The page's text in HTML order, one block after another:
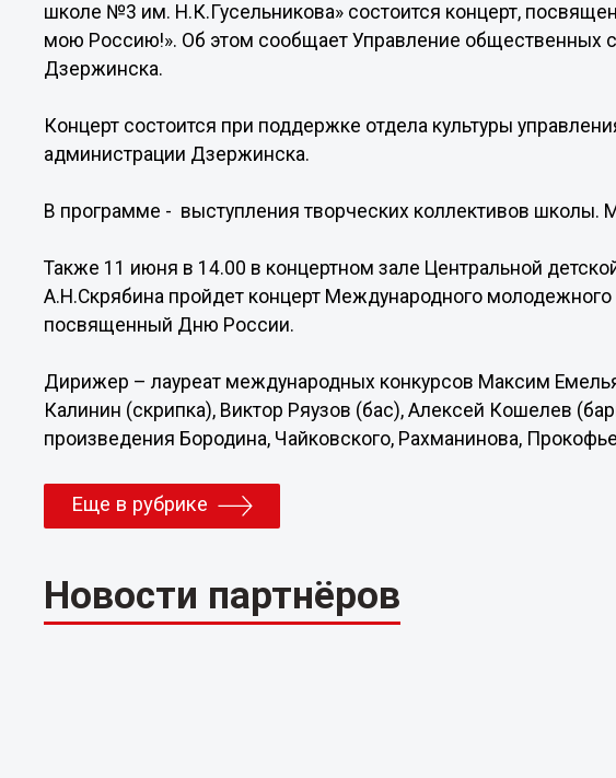
школе №3 им. Н.К.Гусельникова» состоится концерт,
мою Россию!». Об этом сообщает Управление общественных
Дзержинска.
Концерт состоится при поддержке отдела культуры
администрации Дзержинска.
В программе - выступления творческих коллективов школы.
Также 11 июня в 14.00 в концертном зале Центральной
А.Н.Скрябина пройдет концерт Международного
посвященный Дню России.
Дирижер – лауреат международных конкурсов Максим
Калинин (скрипка), Виктор Ряузов (бас), Алексей Кошелев
произведения Бородина, Чайковского, Рахманинова,
Еще в рубрике
Новости партнёров